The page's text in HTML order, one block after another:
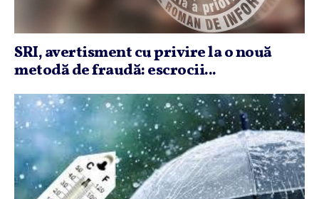
SRI, avertisment cu privire la o nouă
metodă de fraudă: escrocii...